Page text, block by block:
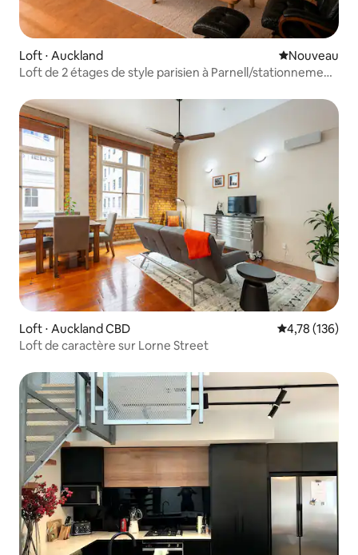
Loft ⋅ Auckland Nouvel
Nouveau
Loft de 2 étages de style parisien à Parnell/stationnement
Loft ⋅ Auckland CBD Évaluation
4,78 (136)
Loft de caractère sur Lorne Street